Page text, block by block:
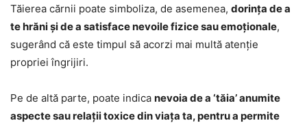
Tăierea cărnii poate simboliza, de asemenea, dorința de a
te hrăni și de a satisface nevoile fizice sau emoționale,
sugerând că este timpul să acorzi mai multă atenție
propriei îngrijiri.
Pe de altă parte, poate indica nevoia de a ‘tăia’ anumite
aspecte sau relații toxice din viața ta, pentru a permite